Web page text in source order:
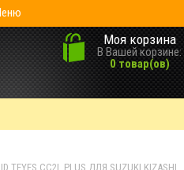
Моя корзина
В Вашей корзине:
0 товар(ов)
CC2L PLUS ДЛЯ SUZUKI KIZASHI